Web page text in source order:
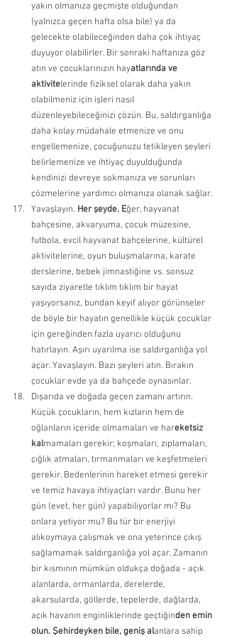
yakın olmanıza geçmişte olduğundan
(yalnızca geçen hafta olsa bile) ya da
gelecekte olabileceğinden daha çok ihtiyaç
duyuyor olabilirler. Bir sonraki haftanıza göz
atın ve çocuklarınızın hayatlarında ve
aktivitelerinde fiziksel olarak daha yakın
olabilmeniz için işleri nasıl
düzenleyebileceğinizi çözün. Bu, saldırganlığa
daha kolay müdahale etmenize ve onu
engellemenize, çocuğunuzu tetikleyen şeyleri
belirlemenize ve ihtiyaç duyulduğunda
kendinizi devreye sokmanıza ve sorunları
çözmelerine yardımcı olmanıza olanak sağlar.
Yavaşlayın. Her şeyde. Eğer, hayvanat
bahçesine, akvaryuma, çocuk müzesine,
futbola, evcil hayvanat bahçelerine, kültürel
aktivitelerine, oyun buluşmalarına, karate
derslerine, bebek jimnastiğine vs. sonsuz
sayıda ziyaretle tıklım tıklım bir hayat
yaşıyorsanız, bundan keyif alıyor görünseler
de böyle bir hayatın genellikle küçük çocuklar
için gereğinden fazla uyarıcı olduğunu
hatırlayın. Aşırı uyarılma ise saldırganlığa yol
açar. Yavaşlayın. Bazı şeyleri atın. Bırakın
çocuklar evde ya da bahçede oynasınlar.
Dışarıda ve doğada geçen zamanı artırın.
Küçük çocukların, hem kızların hem de
oğlanların içeride olmamaları ve hareketsiz
kalmamaları gerekir; koşmaları, zıplamaları,
çığlık atmaları, tırmanmaları ve keşfetmeleri
gerekir. Bedenlerinin hareket etmesi gerekir
ve temiz havaya ihtiyaçları vardır. Bunu her
gün (evet, her gün) yapabiliyorlar mı? Bu
onlara yetiyor mu? Bu tür bir enerjiyi
alıkoymaya çalışmak ve ona yeterince çıkış
sağlamamak saldırganlığa yol açar. Zamanın
bir kısmının mümkün oldukça doğada - açık
alanlarda, ormanlarda, derelerde,
akarsularda, göllerde, tepelerde, dağlarda,
açık havanın enginliklerinde geçtiğinden emin
olun. Şehirdeyken bile, geniş alanlara sahip